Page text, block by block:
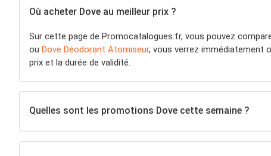
Où acheter Dove au meilleur prix ?
Sur cette page de Promocatalogues.fr, vous pouvez
ou Dove Déodorant Atomiseur, vous verrez immédiatement
prix et la durée de validité.
Quelles sont les promotions Dove cette semaine ?